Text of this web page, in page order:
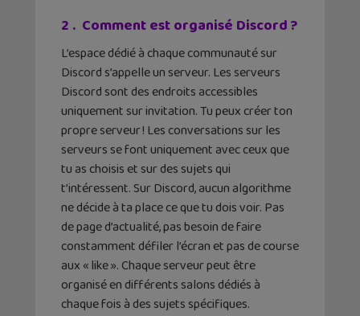
2 . Comment est organisé Discord ?
L’espace dédié à chaque communauté sur
Discord s’appelle un serveur. Les serveurs
Discord sont des endroits accessibles
uniquement sur invitation. Tu peux créer ton
propre serveur ! Les conversations sur les
serveurs se font uniquement avec ceux que
tu as choisis et sur des sujets qui
t’intéressent. Sur Discord, aucun algorithme
ne décide à ta place ce que tu dois voir. Pas
de page d’actualité, pas besoin de faire
constamment défiler l’écran et pas de course
aux « like ». Chaque serveur peut être
organisé en différents salons dédiés à
chaque fois à des sujets spécifiques.